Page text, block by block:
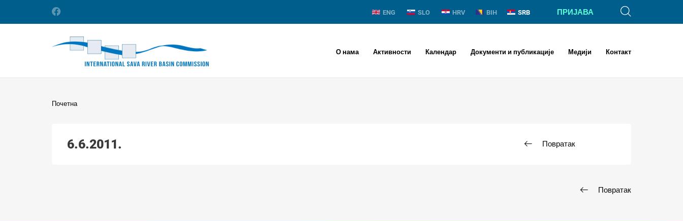
ENG SLO HRV BIH SRB ПРИЈАВА
О нама Активности Календар Документи и публикације Медији Контакт
Почетна
6.6.2011. Повратак
Повратак